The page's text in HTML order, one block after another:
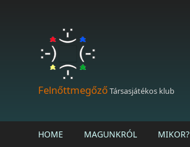
FelnőttmegőzőTársasjátékos klub
HOME MAGUNKRÓL MIKOR?